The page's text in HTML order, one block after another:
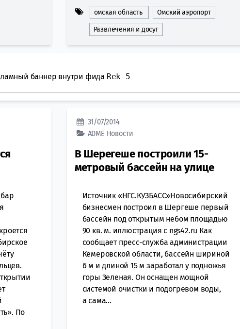
омская область Омский аэропорт
Развлечения и досуг
баннер внутри фида Rek-5
По
31/07/2014
ADME Новости
В Шерегеше построили 15-
метровый бассейн на улице
Источник «НГС.КУЗБАСС»Новосибирский
бизнесмен построил в Шергеше первый
бассейн под открытым небом площадью
90 кв. м. иллюстрация с ngs42.ru Как
сообщает пресс-служба администрации
Кемеровской области, бассейн шириной
6 м и длиной 15 м заработал у подножья
горы Зеленая. Он оснащен мощной
системой очистки и подогревом воды,
а сама...